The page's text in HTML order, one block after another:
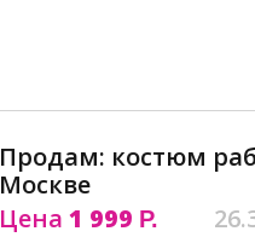
Продам: костюм
Москве
Цена 1 999 Р.